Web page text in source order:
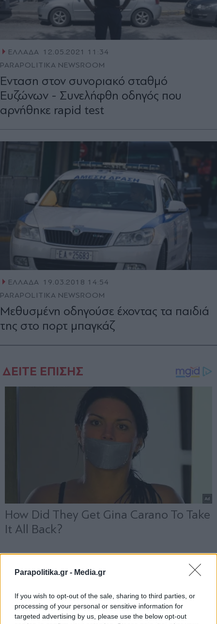
Parapolitika.gr - Media.gr
If you wish to opt-out of the sale, sharing to third parties, or
processing of your personal or sensitive information for
targeted advertising by us, please use the below opt-out
ΕΛΛΑΔΑ 12.05.2021 11:34
PARAPOLITIKA NEWSROOM
Ένταση στον συνοριακό σταθμό
Ευζώνων - Συνελήφθη οδηγός που
αρνήθηκε rapid test
ΕΛΛΑΔΑ 19.03.2018 14:54
PARAPOLITIKA NEWSROOM
Μεθυσμένη οδηγούσε έχοντας τα παιδιά
της στο πορτ μπαγκάζ